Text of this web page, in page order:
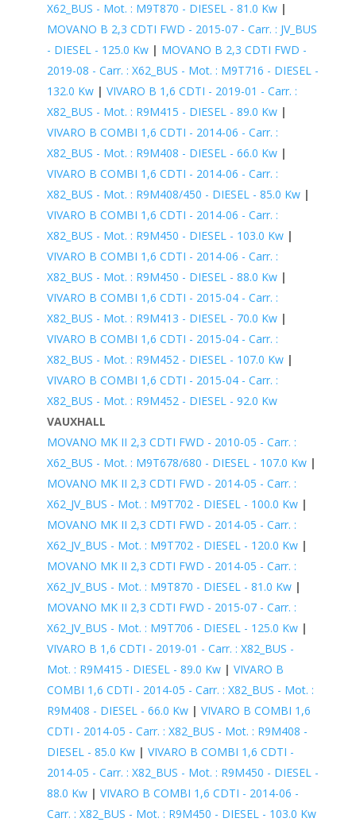
X62_BUS - Mot. : M9T870 - DIESEL - 81.0 Kw|
MOVANO B 2,3 CDTI FWD - 2015-07 - Carr. : JV_BUS
- DIESEL - 125.0 Kw| MOVANO B 2,3 CDTI FWD -
2019-08 - Carr. : X62_BUS - Mot. : M9T716 - DIESEL -
132.0 Kw| VIVARO B 1,6 CDTI - 2019-01 - Carr. :
X82_BUS - Mot. : R9M415 - DIESEL - 89.0 Kw|
VIVARO B COMBI 1,6 CDTI - 2014-06 - Carr. :
X82_BUS - Mot. : R9M408 - DIESEL - 66.0 Kw|
VIVARO B COMBI 1,6 CDTI - 2014-06 - Carr. :
X82_BUS - Mot. : R9M408/450 - DIESEL - 85.0 Kw|
VIVARO B COMBI 1,6 CDTI - 2014-06 - Carr. :
X82_BUS - Mot. : R9M450 - DIESEL - 103.0 Kw|
VIVARO B COMBI 1,6 CDTI - 2014-06 - Carr. :
X82_BUS - Mot. : R9M450 - DIESEL - 88.0 Kw|
VIVARO B COMBI 1,6 CDTI - 2015-04 - Carr. :
X82_BUS - Mot. : R9M413 - DIESEL - 70.0 Kw|
VIVARO B COMBI 1,6 CDTI - 2015-04 - Carr. :
X82_BUS - Mot. : R9M452 - DIESEL - 107.0 Kw|
VIVARO B COMBI 1,6 CDTI - 2015-04 - Carr. :
X82_BUS - Mot. : R9M452 - DIESEL - 92.0 Kw
VAUXHALL
MOVANO MK II 2,3 CDTI FWD - 2010-05 - Carr. :
X62_BUS - Mot. : M9T678/680 - DIESEL - 107.0 Kw|
MOVANO MK II 2,3 CDTI FWD - 2014-05 - Carr. :
X62_JV_BUS - Mot. : M9T702 - DIESEL - 100.0 Kw|
MOVANO MK II 2,3 CDTI FWD - 2014-05 - Carr. :
X62_JV_BUS - Mot. : M9T702 - DIESEL - 120.0 Kw|
MOVANO MK II 2,3 CDTI FWD - 2014-05 - Carr. :
X62_JV_BUS - Mot. : M9T870 - DIESEL - 81.0 Kw|
MOVANO MK II 2,3 CDTI FWD - 2015-07 - Carr. :
X62_JV_BUS - Mot. : M9T706 - DIESEL - 125.0 Kw|
VIVARO B 1,6 CDTI - 2019-01 - Carr. : X82_BUS -
Mot. : R9M415 - DIESEL - 89.0 Kw| VIVARO B
COMBI 1,6 CDTI - 2014-05 - Carr. : X82_BUS - Mot. :
R9M408 - DIESEL - 66.0 Kw| VIVARO B COMBI 1,6
CDTI - 2014-05 - Carr. : X82_BUS - Mot. : R9M408 -
DIESEL - 85.0 Kw| VIVARO B COMBI 1,6 CDTI -
2014-05 - Carr. : X82_BUS - Mot. : R9M450 - DIESEL -
88.0 Kw| VIVARO B COMBI 1,6 CDTI - 2014-06 -
Carr. : X82_BUS - Mot. : R9M450 - DIESEL - 103.0 Kw